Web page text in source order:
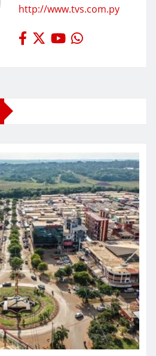
http://www.tvs.com.py